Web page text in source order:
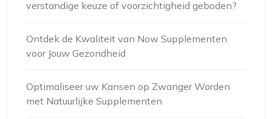
verstandige keuze of voorzichtigheid geboden?
Ontdek de Kwaliteit van Now Supplementen
voor Jouw Gezondheid
Optimaliseer uw Kansen op Zwanger Worden
met Natuurlijke Supplementen